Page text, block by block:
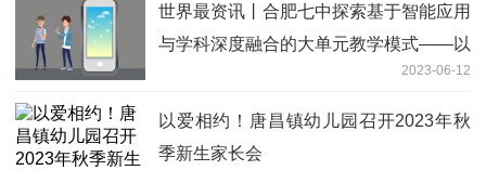
世界最资讯丨合肥七中探索基于智能应用
与学科深度融合的大单元教学模式——以
2023-06-12
以爱相约！唐昌镇幼儿园召开2023年秋
季新生家长会